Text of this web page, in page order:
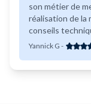
son métier de
réalisation de la
conseils
mon chantier.
Yannick G -